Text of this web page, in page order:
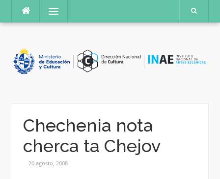
contenido
Menú
Chechenia nota
cherca ta Chejov
20 agosto, 2008